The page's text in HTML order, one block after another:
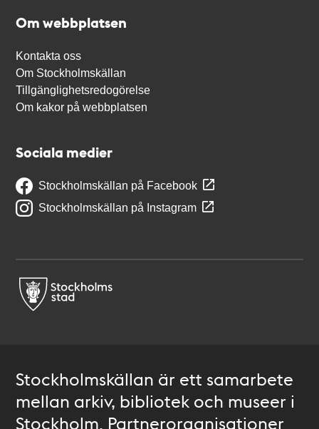
Om webbplatsen
Kontakta oss
Om Stockholmskällan
Tillgänglighetsredogörelse
Om kakor på webbplatsen
Sociala medier
Stockholmskällan på Facebook
Stockholmskällan på Instagram
Stockholmskällan är ett samarbete
mellan arkiv, bibliotek och museer i
Stockholm. Partnerorganisationer